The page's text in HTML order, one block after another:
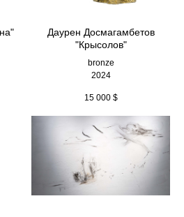
Даурен Досмагамбетов
"Крысолов"
bronze
2024
15 000 $